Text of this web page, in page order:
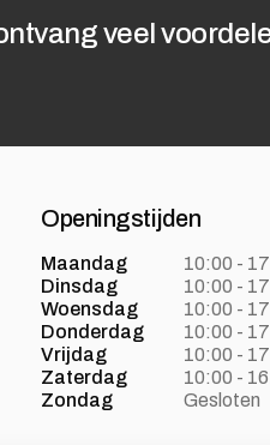
veel
Openingstijden
Maandag
10:00 -
Dinsdag
10:00 -
Woensdag
10:00 -
Donderdag
10:00 -
Vrijdag
10:00 -
Zaterdag
10:00 -
Zondag
Gesloten